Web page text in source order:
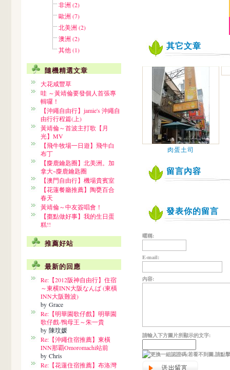
非洲 (2)
歐洲 (7)
北美洲 (2)
澳洲 (2)
其他 (1)
隨機精選文章
大花咸豐草
哇 ～黃靖倫要發個人首張專
輯囉！
【沖繩自由行】jamie's 沖繩自
由行行程篇(上)
黃靖倫～首波主打歌【月
光】MV
【飛牛牧場一日遊】飛牛白
布丁
【麋鹿鑰匙圈】北美洲。加
拿大~麋鹿鑰匙圈
【澳門自由行】機場貴賓室
【花蓮餐廳推薦】陶甕百合
春天
黃靖倫～中友簽唱會！
【棗點做好事】我的生日蛋
糕!!
推薦好站
最新的回應
Re:【2012阪神自由行】住宿
～東横INN大阪なんば (東橫
INN大阪難波)
by Grace
Re:【明華園歌仔戲】明華園
歌仔戲-鴨母王～朱一貴
by 陳玟媛
Re:【沖繩住宿推薦】東橫
INN那覇Omoromachi站前
by Chris
Re:【花蓮住宿推薦】布洛灣
其它文章
肉蛋土司
留言內容
發表你的留言
暱稱:
E-mail:
內容:
請輸入下方圖片所顯示的文字:
(若看不到圖,請點